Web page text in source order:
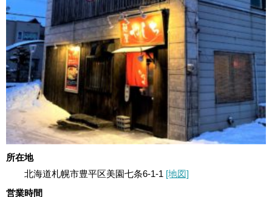
所在地
北海道札幌市豊平区美園七条6-1-1 [地図]
営業時間